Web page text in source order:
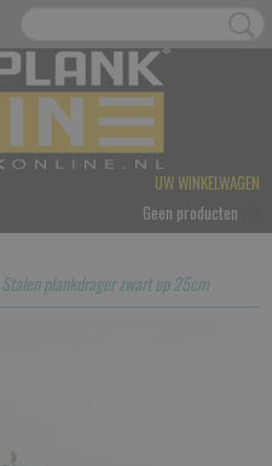
UW WINKELWAGEN
Geen producten
Stalen plankdrager zwart up 25cm